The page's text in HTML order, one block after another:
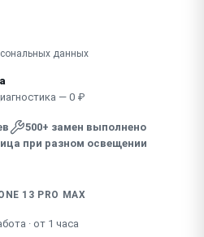
данных
— 0 ₽
500+ замен выполнено
при разном освещении
13 PRO MAX
· от 1 часа